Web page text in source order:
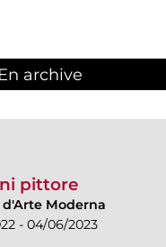
En archive
pittore
d'Arte Moderna
- 04/06/2023